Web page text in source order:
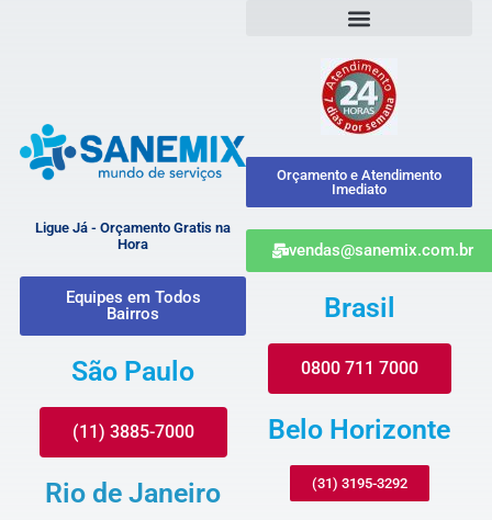
Ligue Já - Orçamento Gratis na
Hora
Equipes em Todos
Bairros
São Paulo
(11) 3885-7000
Rio de Janeiro
Orçamento e Atendimento
Imediato
vendas@sanemix.com.br
Brasil
0800 711 7000
Belo Horizonte
(31) 3195-3292